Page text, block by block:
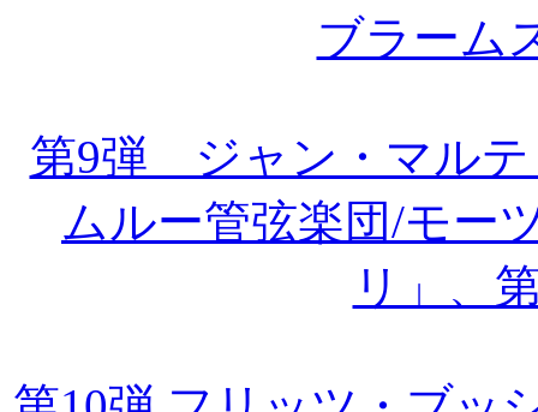
ブラーム
第9弾 ジャン・マルテ
ムルー管弦楽団/モー
リ」、